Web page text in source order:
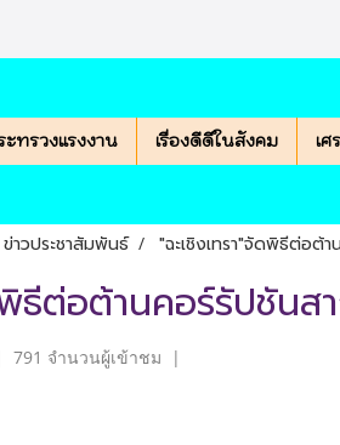
ะทรวงแรงงาน เรื่องดีดีในสังคม เ
ข่าวประชาสัมพันธ์ "ฉะเชิงเทรา"จัดพิธีต่อต้
พิธีต่อต้านคอร์รัปชันส
791 จำนวนผู้เข้าชม |